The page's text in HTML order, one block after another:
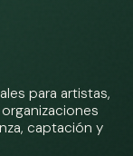
para artistas,
captación y